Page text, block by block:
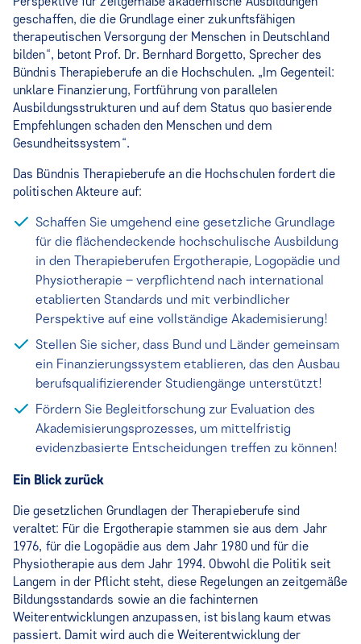
geschaffen, die die Grundlage einer zukunftsfähigen
therapeutischen Versorgung der Menschen in Deutschland
bilden“, betont Prof. Dr. Bernhard Borgetto, Sprecher des
Bündnis Therapieberufe an die Hochschulen. „Im Gegenteil:
unklare Finanzierung, Fortführung von parallelen
Ausbildungsstrukturen und auf dem Status quo basierende
Empfehlungen schaden den Menschen und dem
Gesundheitssystem“.
Das Bündnis Therapieberufe an die Hochschulen fordert die
politischen Akteure auf:
Schaffen Sie umgehend eine gesetzliche Grundlage
für die flächendeckende hochschulische Ausbildung
in den Therapieberufen Ergotherapie, Logopädie und
Physiotherapie – verpflichtend nach international
etablierten Standards und mit verbindlicher
Perspektive auf eine vollständige Akademisierung!
Stellen Sie sicher, dass Bund und Länder gemeinsam
ein Finanzierungssystem etablieren, das den Ausbau
berufsqualifizierender Studiengänge unterstützt!
Fördern Sie Begleitforschung zur Evaluation des
Akademisierungsprozesses, um mittelfristig
evidenzbasierte Entscheidungen treffen zu können!
Ein Blick zurück
Die gesetzlichen Grundlagen der Therapieberufe sind
veraltet: Für die Ergotherapie stammen sie aus dem Jahr
1976, für die Logopädie aus dem Jahr 1980 und für die
Physiotherapie aus dem Jahr 1994. Obwohl die Politik seit
Langem in der Pflicht steht, diese Regelungen an zeitgemäße
Bildungsstandards sowie an die fachinternen
Weiterentwicklungen anzupassen, ist bislang kaum etwas
passiert. Damit wird auch die Weiterentwicklung der